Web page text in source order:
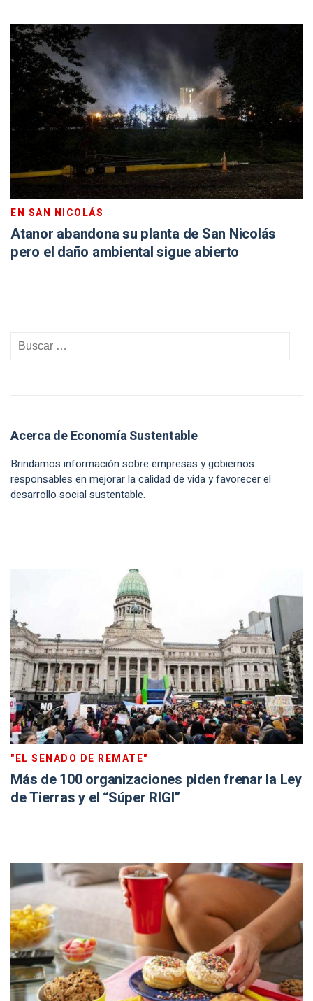
EN SAN NICOLÁS
Atanor abandona su planta de San Nicolás
pero el daño ambiental sigue abierto
Acerca de Economía Sustentable
Brindamos información sobre empresas y gobiernos
responsables en mejorar la calidad de vida y favorecer el
desarrollo social sustentable.
"EL SENADO DE REMATE"
Más de 100 organizaciones piden frenar la Ley
de Tierras y el “Súper RIGI”